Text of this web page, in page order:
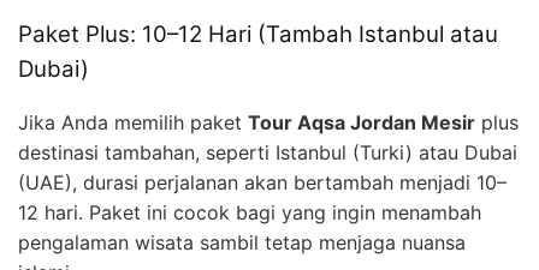
Paket Plus: 10–12 Hari (Tambah Istanbul atau
Dubai)
Jika Anda memilih paket Tour Aqsa Jordan Mesir plus
destinasi tambahan, seperti Istanbul (Turki) atau Dubai
(UAE), durasi perjalanan akan bertambah menjadi 10–
12 hari. Paket ini cocok bagi yang ingin menambah
pengalaman wisata sambil tetap menjaga nuansa